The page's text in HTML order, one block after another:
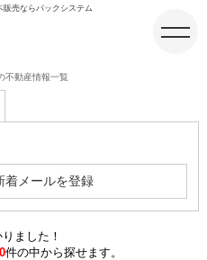
売ならパックシステム
不動産情報一覧
着メールを登録
ました！
件の中から探せます。